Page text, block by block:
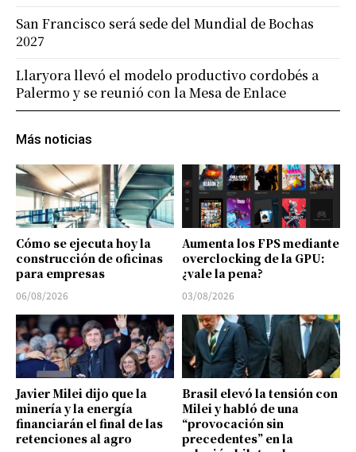
Más noticias
Cómo se ejecuta hoy la
construcción de oficinas
para empresas
06/08/2026
Aumenta los FPS mediante
overclocking de la GPU:
¿vale la pena?
03/08/2026
Javier Milei dijo que la
minería y la energía
financiarán el final de las
retenciones al agro
Brasil elevó la tensión con
Milei y habló de una
“provocación sin
precedentes” en la
San Francisco será sede del Mundial de Bochas
2027
Llaryora llevó el modelo productivo cordobés a
Palermo y se reunió con la Mesa de Enlace